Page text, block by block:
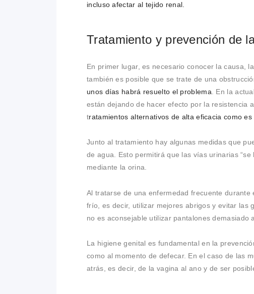
incluso afectar al tejido renal.
Tratamiento y prevención de
En primer lugar, es necesario conocer la causa,
también es posible que se trate de una
unos días habrá resuelto el problema . En la
están dejando de hacer efecto por la resistencia
tratamientos alternativos de alta eficacia como es
Junto al tratamiento hay algunas medidas que
de agua. Esto permitirá que las vías urinarias
mediante la orina.
Al tratarse de una enfermedad frecuente
frío, es decir, utilizar mejores abrigos y evitar las
no es aconsejable utilizar pantalones demasiado
La higiene genital es fundamental en la
como al momento de defecar. En el caso de las
atrás, es decir, de la vagina al ano y de ser